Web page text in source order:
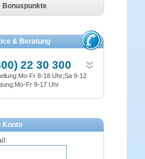
Bonuspunkte
& Beratung
22 30 300
Fr 8-18 Uhr;Sa 9-12
Fr 9-17 Uhr
Konto